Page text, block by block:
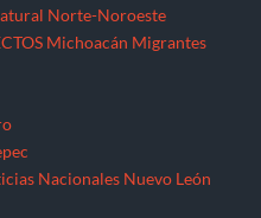
Norte-Noroeste
Michoacán Migrantes
Nacionales Nuevo León